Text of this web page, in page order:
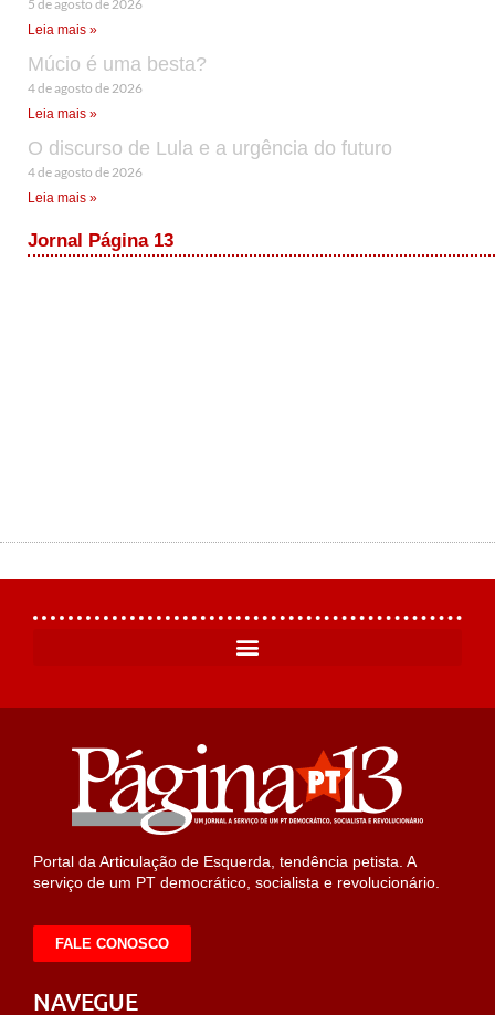
5 de agosto de 2026
Leia mais »
Múcio é uma besta?
4 de agosto de 2026
Leia mais »
O discurso de Lula e a urgência do futuro
4 de agosto de 2026
Leia mais »
Jornal Página 13
Portal da Articulação de Esquerda, tendência petista. A
serviço de um PT democrático, socialista e revolucionário.
FALE CONOSCO
NAVEGUE